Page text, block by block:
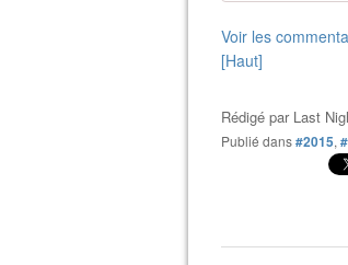
Voir les
[Haut]
Rédigé par Last
Publié dans#2015,